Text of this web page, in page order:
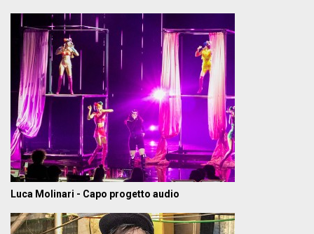
Luca Molinari - Capo progetto audio